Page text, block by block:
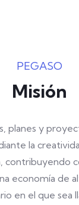
PEGASO
Misión
planes y
la
contribuyendo
economía de
en el que sea